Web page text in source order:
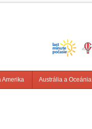
Amerika Austrália a Oceánia